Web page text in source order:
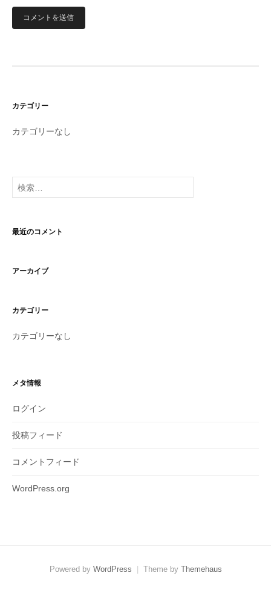
カテゴリー
カテゴリーなし
検
索:
最近のコメント
アーカイブ
カテゴリー
カテゴリーなし
メタ情報
ログイン
投稿フィード
コメントフィード
WordPress.org
Powered by WordPress Theme by Themehaus